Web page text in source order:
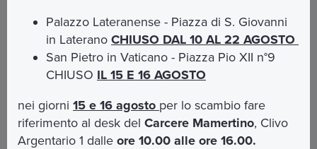
Bus:Dalla Stazione Roma Termini bus n°64
fermata Corso Vittorio Emanuele / S. A. Della
Pietro bus 64 e bus 62 fermata Corso Vittorio
Emanuele / Navona
Open BusVatican&Rome:Fermata 8 Piazza
Navona / Chiesa Nuova
Palazzo Lateranense - Piazza di S. Giovanni
in LateranoCHIUSO DAL 10 AL 22 AGOSTO
San Pietro in Vaticano - Piazza Pio XII n°9
CHIUSO IL 15 E 16 AGOSTO
nei giorni15 e 16 agosto per lo scambio fare
riferimento al desk delCarcere Mamertino, Clivo
Argentario 1 dalleore 10.00 alle ore 16.00.